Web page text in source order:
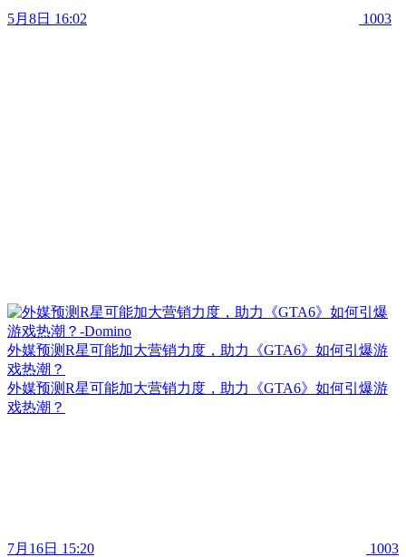
5月8日 16:02 1003
外媒预测R星可能加大营销力度，助力《GTA6》如何引爆游
戏热潮？
外媒预测R星可能加大营销力度，助力《GTA6》如何引爆游
戏热潮？
7月16日 15:20 1003